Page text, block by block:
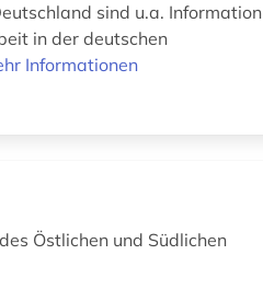
sind u.a. Information
in der deutschen
Informationen
Östlichen und Südlichen